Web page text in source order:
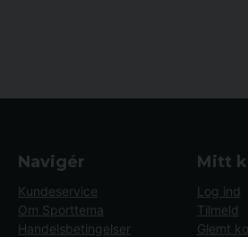
Navigér
Kundeservice
Om Sporttema
Handelsbetingelser
Mitt
Log ind
Tilmeld
Glemt